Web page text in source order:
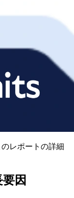
のレポートの詳細
因